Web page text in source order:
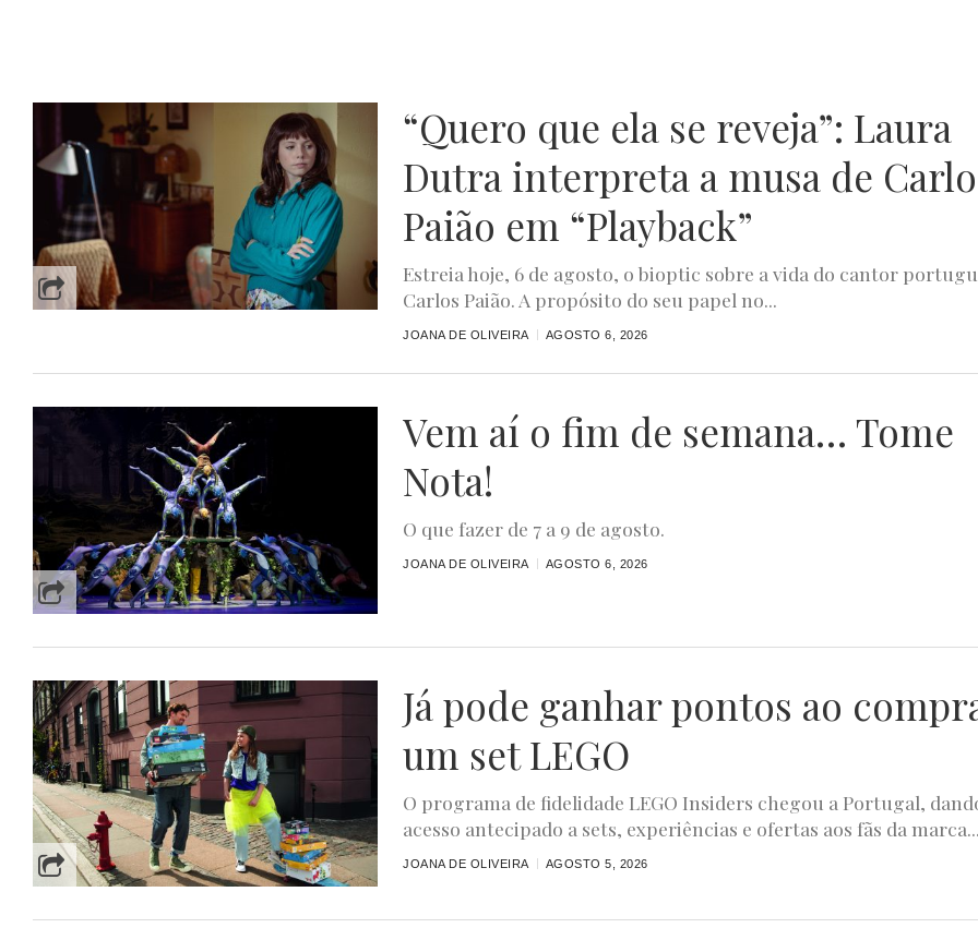
“Quero que ela se reveja”: Laura
Dutra interpreta a musa de
Paião em “Playback”
Estreia hoje, 6 de agosto, o bioptic sobre a vida do cantor
Carlos Paião. A propósito do seu papel no...
JOANA DE OLIVEIRA AGOSTO 6, 2026
Vem aí o fim de semana… Tome
Nota!
O que fazer de 7 a 9 de agosto.
JOANA DE OLIVEIRA AGOSTO 6, 2026
Já pode ganhar pontos ao
um set LEGO
O programa de fidelidade LEGO Insiders chegou a Portugal,
acesso antecipado a sets, experiências e ofertas aos fãs da
JOANA DE OLIVEIRA AGOSTO 5, 2026